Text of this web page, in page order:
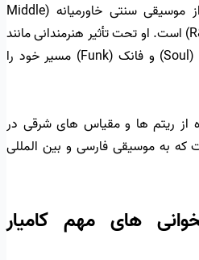
سبک موسیقی کامیار ترکیبی از موسیقی سنتی خاورمیانه (Middle
Eastern Music) و آراندبی (R&B) است. او تحت تأثیر هنرمندانی مانند
استیوی واندر و موسیقی سول (Soul) و فانک (Funk) مسیر خود را
از ریتم ها و مقیاس های شرقی در
که به موسیقی فارسی و بین المللی
های مهم کامیار